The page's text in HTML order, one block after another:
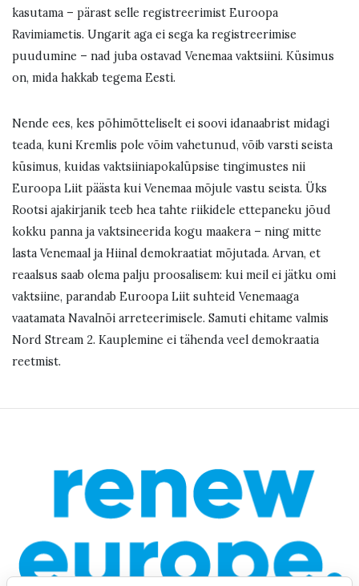
kasutama – pärast selle registreerimist Euroopa
Ravimiametis. Ungarit aga ei sega ka registreerimise
puudumine – nad juba ostavad Venemaa vaktsiini. Küsimus
on, mida hakkab tegema Eesti.
Nende ees, kes põhimõtteliselt ei soovi idanaabrist midagi
teada, kuni Kremlis pole võim vahetunud, võib varsti seista
küsimus, kuidas vaktsiiniapokalüpsise tingimustes nii
Euroopa Liit päästa kui Venemaa mõjule vastu seista. Üks
Rootsi ajakirjanik teeb hea tahte riikidele ettepaneku jõud
kokku panna ja vaktsineerida kogu maakera – ning mitte
lasta Venemaal ja Hiinal demokraatiat mõjutada. Arvan, et
reaalsus saab olema palju proosalisem: kui meil ei jätku omi
vaktsiine, parandab Euroopa Liit suhteid Venemaaga
vaatamata Navalnõi arreteerimisele. Samuti ehitame valmis
Nord Stream 2. Kauplemine ei tähenda veel demokraatia
reetmist.